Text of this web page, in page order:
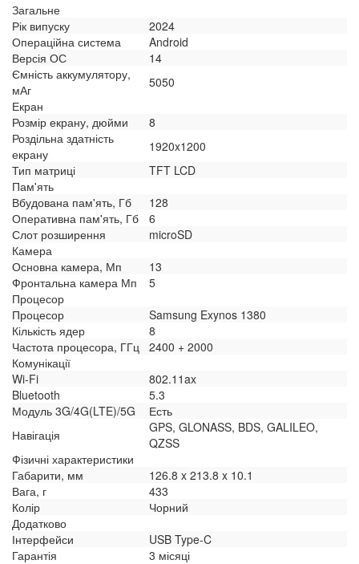
Загальне
Рік випуску
2024
Операційна система
Android
Версія ОС
14
Ємність аккумулятору,
мАг
5050
Екран
Розмір екрану, дюйми
8
Роздільна здатність
екрану
1920x1200
Тип матриці
TFT LCD
Пам'ять
Вбудована пам'ять, Гб
128
Оперативна пам'ять, Гб
6
Слот розширення
microSD
Камера
Основна камера, Мп
13
Фронтальна камера Мп
5
Процесор
Процесор
Samsung Exynos 1380
Кількість ядер
8
Частота процесора, ГГц
2400 + 2000
Комунікації
Wi-Fi
802.11ax
Bluetooth
5.3
Модуль 3G/4G(LTE)/5G
Есть
Навігація
GPS, GLONASS, BDS, GALILEO,
QZSS
Фізичні характеристики
Габарити, мм
126.8 x 213.8 x 10.1
Вага, г
433
Колір
Чорний
Додатково
Інтерфейси
USB Type-C
Гарантія
3 місяці